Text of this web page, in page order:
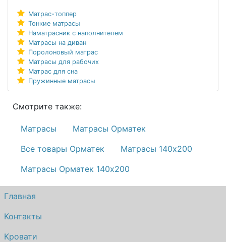
Матрас-топпер
Тонкие матрасы
Наматрасник с наполнителем
Матрасы на диван
Поролоновый матрас
Матрасы для рабочих
Матрас для сна
Пружинные матрасы
Смотрите также:
Матрасы
Матрасы Орматек
Все товары Орматек
Матрасы 140х200
Матрасы Орматек 140х200
Главная
Контакты
Кровати